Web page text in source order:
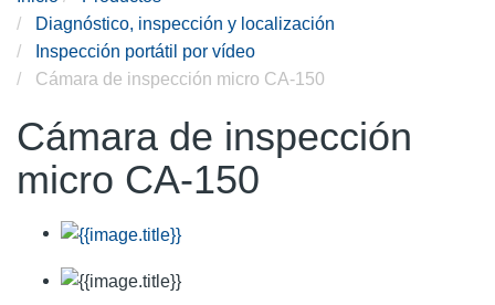
Diagnóstico, inspección y localización
Inspección portátil por vídeo
Cámara de inspección micro CA-150
Cámara de inspección
micro CA-150